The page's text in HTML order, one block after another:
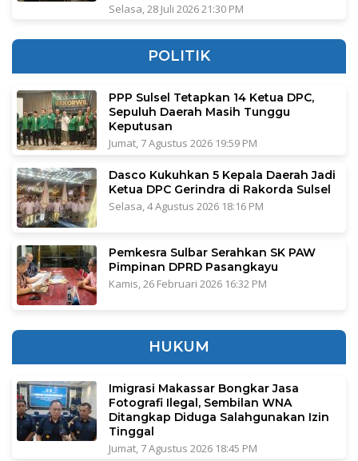
Selasa, 28 Juli 2026 21:30 PM
POLITIK
PPP Sulsel Tetapkan 14 Ketua DPC,
Sepuluh Daerah Masih Tunggu
Keputusan
Jumat, 7 Agustus 2026 19:59 PM
Dasco Kukuhkan 5 Kepala Daerah Jadi
Ketua DPC Gerindra di Rakorda Sulsel
Selasa, 4 Agustus 2026 18:16 PM
Pemkesra Sulbar Serahkan SK PAW
Pimpinan DPRD Pasangkayu
Kamis, 26 Februari 2026 16:32 PM
HUKUM
Imigrasi Makassar Bongkar Jasa
Fotografi Ilegal, Sembilan WNA
Ditangkap Diduga Salahgunakan Izin
Tinggal
Jumat, 7 Agustus 2026 18:45 PM